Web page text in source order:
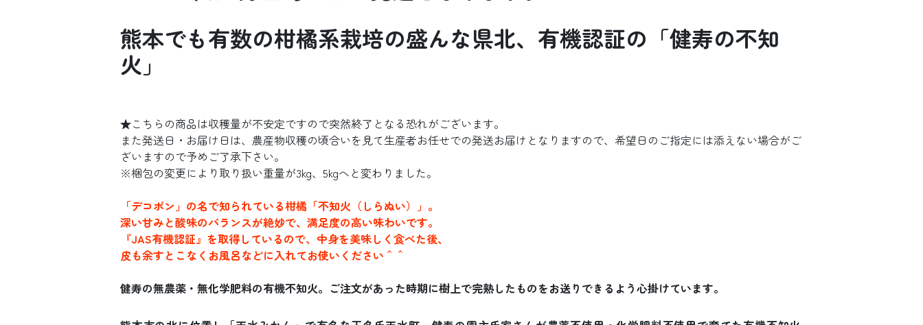
熊本でも有数の柑橘系栽培の盛んな県北、有機認証の「健寿の不知
火」
★こちらの商品は収穫量が不安定ですので突然終了となる恐れがございます。
また発送日・お届け日は、農産物収穫の頃合いを見て生産者お任せでの発送お届けとなりますので、希望日のご指定には添えない場合がご
ざいますので予めご了承下さい。
※梱包の変更により取り扱い重量が3kg、5kgへと変わりました。
「デコポン」の名で知られている柑橘「不知火（しらぬい）」。
深い甘みと酸味のバランスが絶妙で、満足度の高い味わいです。
『JAS有機認証』を取得しているので、中身を美味しく食べた後、
皮も余すとこなくお風呂などに入れてお使いください＾＾
健寿の無農薬・無化学肥料の有機不知火。ご注文があった時期に樹上で完熟したものをお送りできるよう心掛けています。